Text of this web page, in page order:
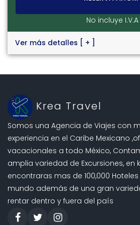
No incluye I.V.A
Ver más detalles [ + ]
Krea Travel
Somos una Agencia de Viajes con
experiencia en el Caribe Mexicano
vacacionales a todo México,
amplia variedad de Excursiones, en
encontraras mas de 100,000
mundo además de una gran
rentar dentro y fuera del país